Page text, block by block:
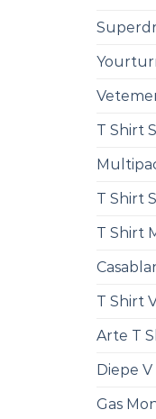
T Shirt
T Shirt
T Shirt
T Shirt
Arte T
Diepe
Gas